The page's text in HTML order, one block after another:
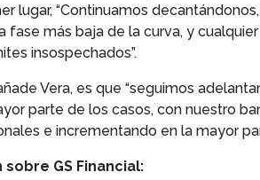
lugar, “Continuamos
fase más baja de la curva, y
insospechados”.
Vera, es que “seguimos
parte de los casos, con nuestro
e incrementando en la mayor
GS Financial: